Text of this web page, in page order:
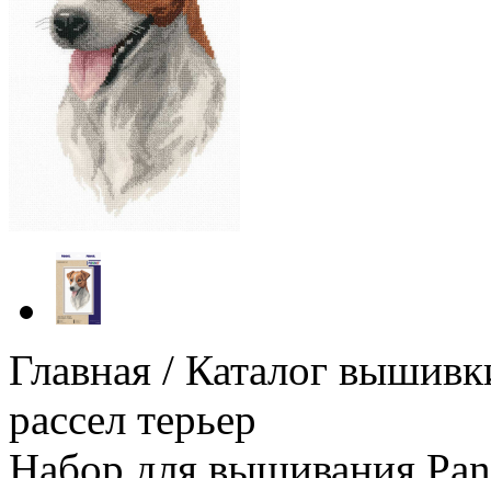
Главная / Каталог
рассел терьер
Набор для вышивания